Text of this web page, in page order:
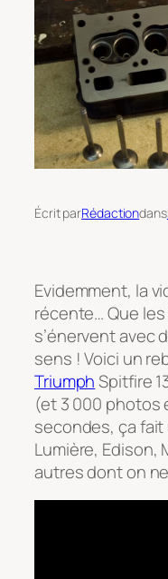
Écrit parRédactiondans
Evidemment, la
récente… Que
s’énervent avec
sens ! Voici un
TriumphSpitfire
(et 3 000 photos
secondes, ça
Lumière, Edison,
autres dont on